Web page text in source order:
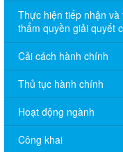
Thực hiện tiếp nhận
thẩm quyền giải quyết
Cải cách hành chính
Thủ tục hành chính
Hoạt động ngành
Công khai